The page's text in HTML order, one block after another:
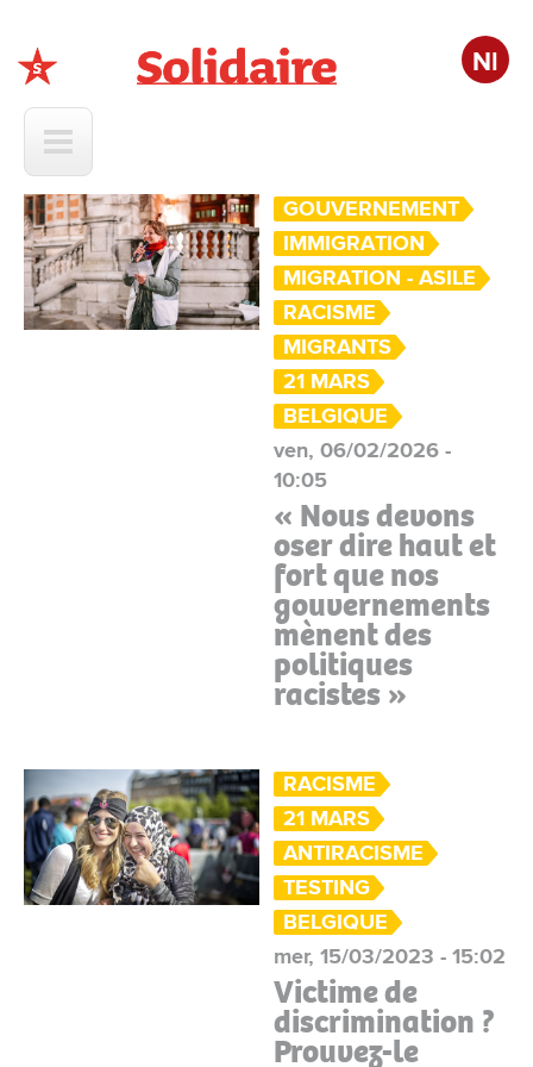
Nl
GOUVERNEMENT
IMMIGRATION
MIGRATION - ASILE
RACISME
MIGRANTS
21 MARS
BELGIQUE
ven, 06/02/2026 -
10:05
« Nous devons
oser dire haut et
fort que nos
gouvernements
mènent des
politiques
racistes »
RACISME
21 MARS
ANTIRACISME
TESTING
BELGIQUE
mer, 15/03/2023 - 15:02
Victime de
discrimination ?
Prouvez-le